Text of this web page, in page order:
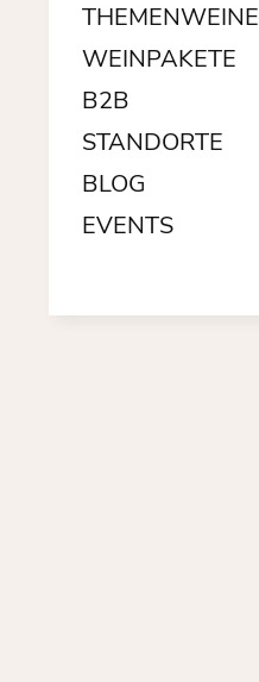
THEMENWEINE
WEINPAKETE
B2B
STANDORTE
BLOG
EVENTS